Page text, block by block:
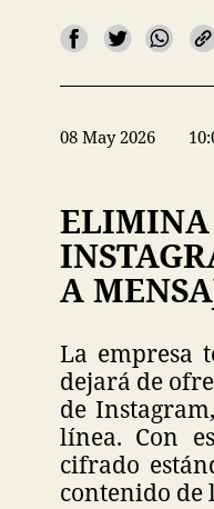
08 May 2026
ELIMINA
A
La empresa
dejará de
de
línea. Con
cifrado
contenido de